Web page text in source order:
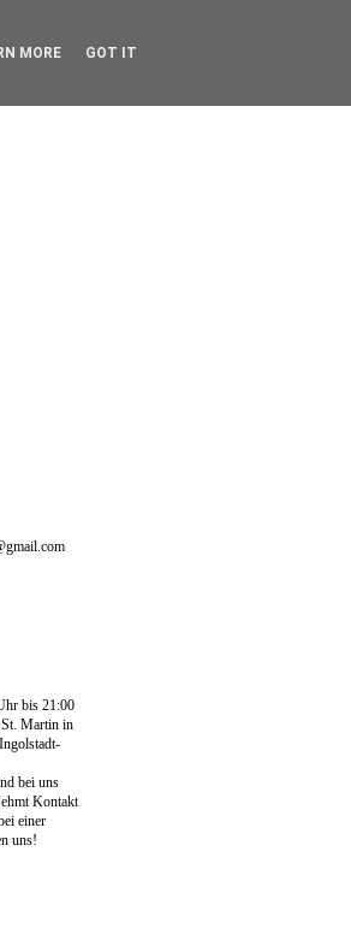
bis 21:00
Martin in
bei uns
Kontakt
einer
uns!
MORE GOT IT